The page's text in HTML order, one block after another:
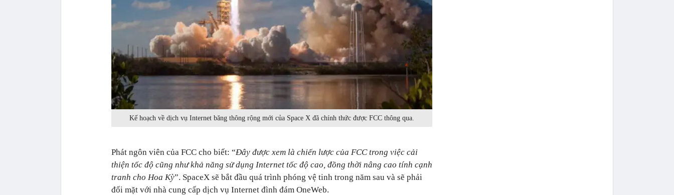
Kế hoạch về dịch vụ Internet băng thông rộng mới của Space X đã chính thức được FCC thông qua.
Phát ngôn viên của FCC cho biết: “Đây được xem là chiến lược của FCC trong việc cải
thiện tốc độ cũng như khả năng sử dụng Internet tốc độ cao, đồng thời nâng cao tính cạnh
tranh cho Hoa Kỳ”. SpaceX sẽ bắt đầu quá trình phóng vệ tinh trong năm sau và sẽ phải
đối mặt với nhà cung cấp dịch vụ Internet đình đám OneWeb.